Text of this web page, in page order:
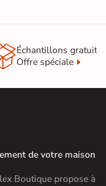
Échantillons gratuit
Offre spéciale
de votre maison
Boutique propose à